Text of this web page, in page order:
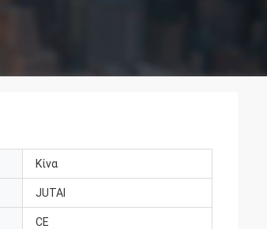
Κίνα
JUTAI
CE